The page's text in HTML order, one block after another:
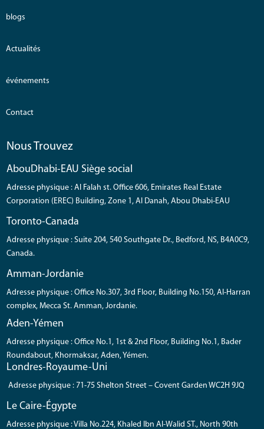
blogs
Actualités
événements
Contact
Nous Trouvez
AbouDhabi-EAU Siège social
Adresse physique : Al Falah st. Office 606, Emirates Real Estate
Corporation (EREC) Building, Zone 1, Al Danah, Abou Dhabi-EAU
Toronto-Canada
Adresse physique : Suite 204, 540 Southgate Dr., Bedford, NS, B4A0C9,
Canada.
Amman-Jordanie
Adresse physique : Office No.307, 3rd Floor, Building No.150, Al-Harran
complex, Mecca St. Amman, Jordanie.
Aden-Yémen
Adresse physique : Office No.1, 1st & 2nd Floor, Building No.1, Bader
Roundabout, Khormaksar, Aden, Yémen.
Londres-Royaume-Uni
Adresse physique : 71-75 Shelton Street – Covent Garden WC2H 9JQ
Le Caire-Égypte
Adresse physique : Villa No.224, Khaled Ibn Al-Walid ST., North 90th